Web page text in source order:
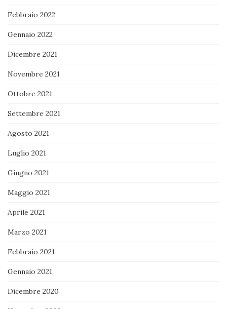
Febbraio 2022
Gennaio 2022
Dicembre 2021
Novembre 2021
Ottobre 2021
Settembre 2021
Agosto 2021
Luglio 2021
Giugno 2021
Maggio 2021
Aprile 2021
Marzo 2021
Febbraio 2021
Gennaio 2021
Dicembre 2020